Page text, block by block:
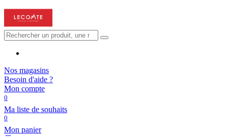
Nos magasins
Besoin d'aide ?
Mon compte
0
Ma liste de souhaits
0
Mon panier